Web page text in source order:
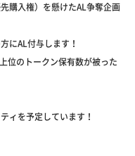
購入権）を懸けたAL争奪企画
にAL付与します！
位のトークン保有数が被った
ィを予定しています！